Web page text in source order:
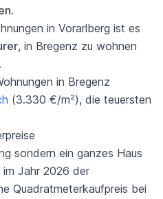
.
in Vorarlberg ist es
, in Bregenz zu wohnen
in Bregenz
(3.330 €/m²), die teuersten
sondern ein ganzes Haus
Jahr 2026 der
Quadratmeterkaufpreis bei